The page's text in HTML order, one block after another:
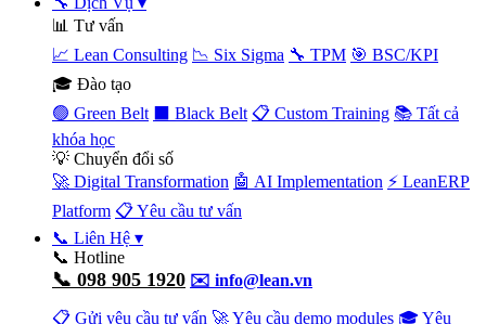
📊 Tư vấn
📈 Lean Consulting 📉 Six Sigma 🔧 TPM 🎯 BSC/KPI
🎓 Đào tạo
🟢 Green Belt
⬛ Black Belt 📋 Custom Training 📚 Tất cả
khóa học
💡 Chuyển đổi số
🚀 Digital Transformation 🤖 AI Implementation ⚡ LeanERP
Platform 📋 Yêu cầu tư vấn
📞 Liên Hệ ▾
📞 Hotline
📞 098 905 1920 ✉️ info@lean.vn
📋 Gửi yêu cầu tư vấn 🚀 Yêu cầu demo modules 🎓 Yêu